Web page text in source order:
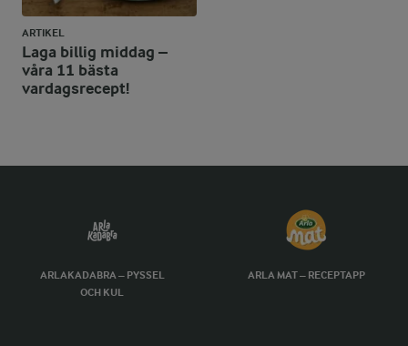
ARTIKEL
Laga billig middag –
våra 11 bästa
vardagsrecept!
ARLAKADABRA – PYSSEL
OCH KUL
ARLA MAT – RECEPTAPP